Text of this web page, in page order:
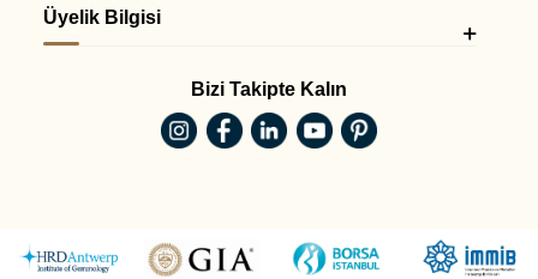
Üyelik Bilgisi
Bizi Takipte Kalın